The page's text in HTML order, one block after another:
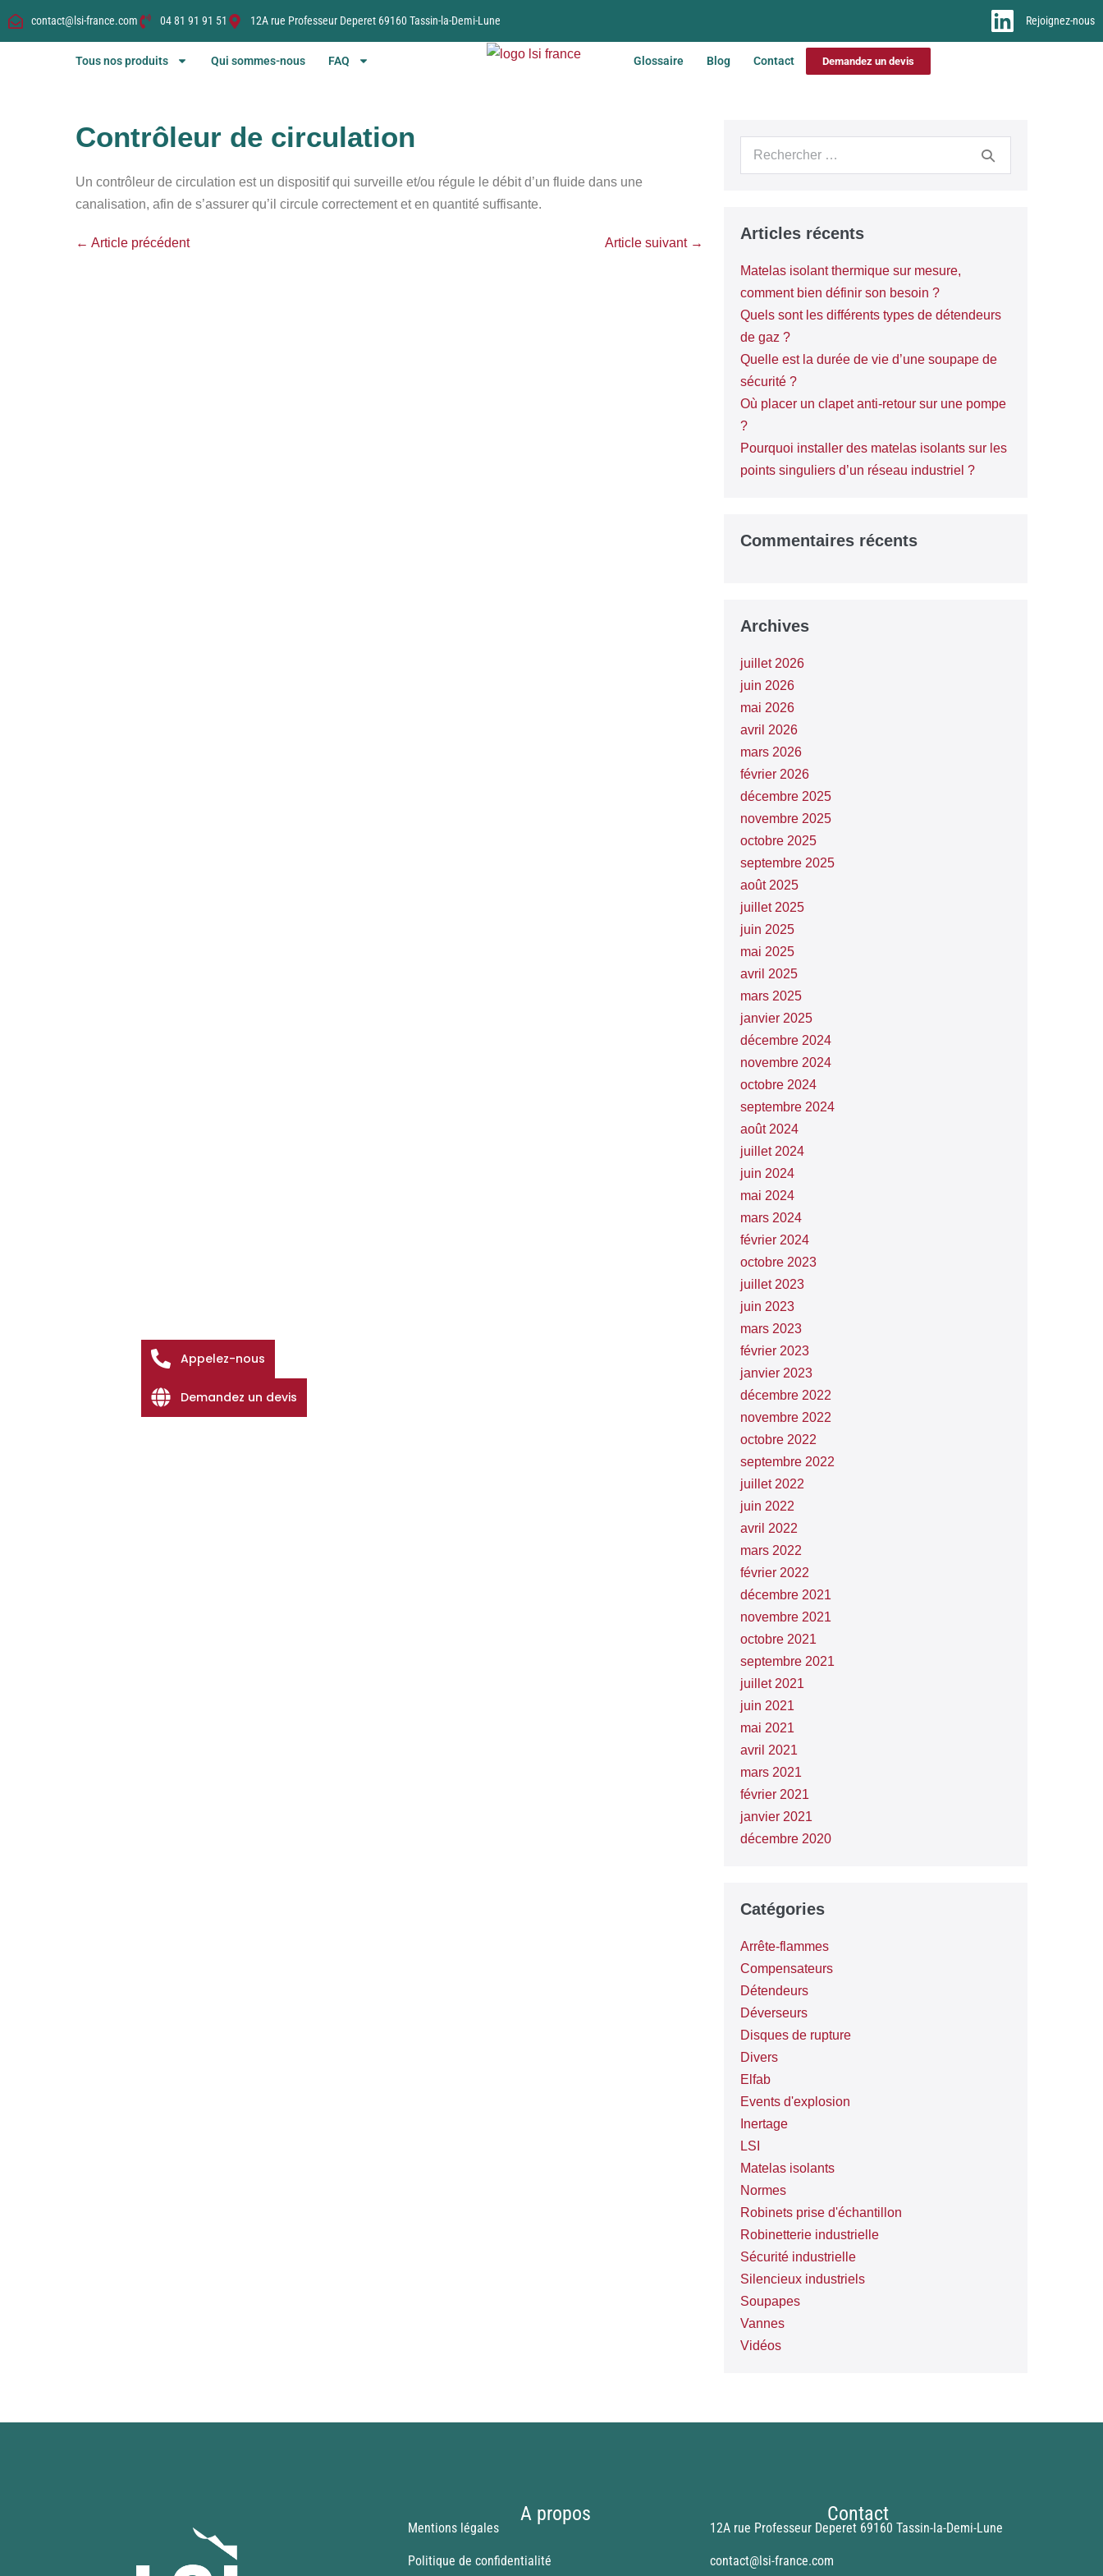
contact@lsi-france.com 04 81 91 91 51 12A rue Professeur Deperet 69160 Tassin-la-Demi-Lune Rejoignez-nous
Tous nos produits Qui sommes-nous FAQ Glossaire Blog Contact Demandez un devis
Contrôleur de circulation
Un contrôleur de circulation est un dispositif qui surveille et/ou régule le débit d’un fluide dans une
canalisation, afin de s’assurer qu’il circule correctement et en quantité suffisante.
← Article précédent Article suivant →
Articles récents
Matelas isolant thermique sur mesure,
comment bien définir son besoin ?
Quels sont les différents types de détendeurs
de gaz ?
Quelle est la durée de vie d’une soupape de
sécurité ?
Où placer un clapet anti-retour sur une pompe
?
Pourquoi installer des matelas isolants sur les
points singuliers d’un réseau industriel ?
Commentaires récents
Archives
juillet 2026
juin 2026
mai 2026
avril 2026
mars 2026
février 2026
décembre 2025
novembre 2025
octobre 2025
septembre 2025
août 2025
juillet 2025
juin 2025
mai 2025
avril 2025
mars 2025
janvier 2025
décembre 2024
novembre 2024
octobre 2024
septembre 2024
août 2024
juillet 2024
juin 2024
mai 2024
mars 2024
février 2024
octobre 2023
juillet 2023
juin 2023
mars 2023
février 2023
janvier 2023
décembre 2022
novembre 2022
octobre 2022
septembre 2022
juillet 2022
juin 2022
avril 2022
mars 2022
février 2022
décembre 2021
novembre 2021
octobre 2021
septembre 2021
juillet 2021
juin 2021
mai 2021
avril 2021
mars 2021
février 2021
janvier 2021
décembre 2020
Catégories
Arrête-flammes
Compensateurs
Détendeurs
Déverseurs
Disques de rupture
Divers
Elfab
Events d'explosion
Inertage
LSI
Matelas isolants
Normes
Robinets prise d'échantillon
Robinetterie industrielle
Sécurité industrielle
Silencieux industriels
Soupapes
Vannes
Vidéos
A propos
Mentions légales
Politique de confidentialité
Contact
12A rue Professeur Deperet 69160 Tassin-la-Demi-Lune
contact@lsi-france.com
Appelez-nous
Demandez un devis